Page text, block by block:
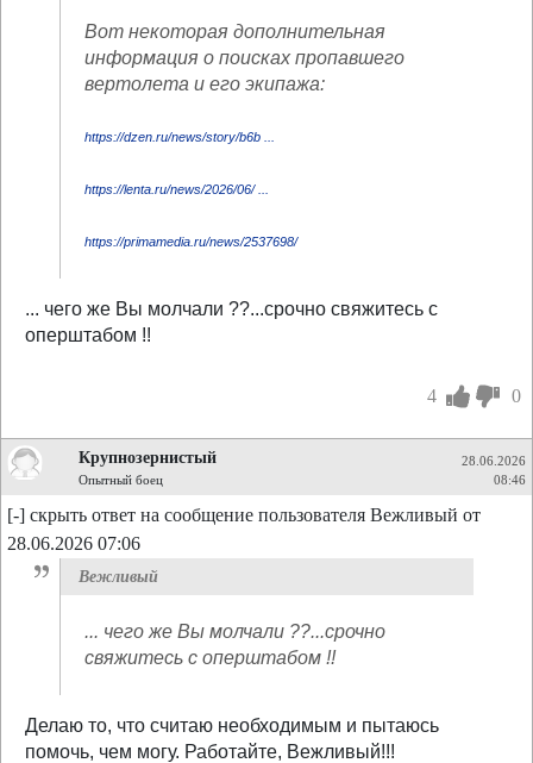
Вот некоторая дополнительная
информация о поисках пропавшего
вертолета и его экипажа:
https://dzen.ru/news/story/b6b ...
https://lenta.ru/news/2026/06/ ...
https://primamedia.ru/news/2537698/
... чего же Вы молчали ??...срочно свяжитесь с
оперштабом !!
4 0
Крупнозернистый
Опытный боец
28.06.2026
08:46
[-] скрыть ответ на сообщение пользователя Вежливый от
28.06.2026 07:06
Вежливый
... чего же Вы молчали ??...срочно
свяжитесь с оперштабом !!
Делаю то, что считаю необходимым и пытаюсь
помочь, чем могу. Работайте, Вежливый!!!